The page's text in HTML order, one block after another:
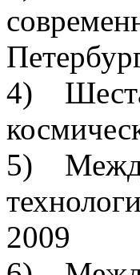
4)
5)
2009